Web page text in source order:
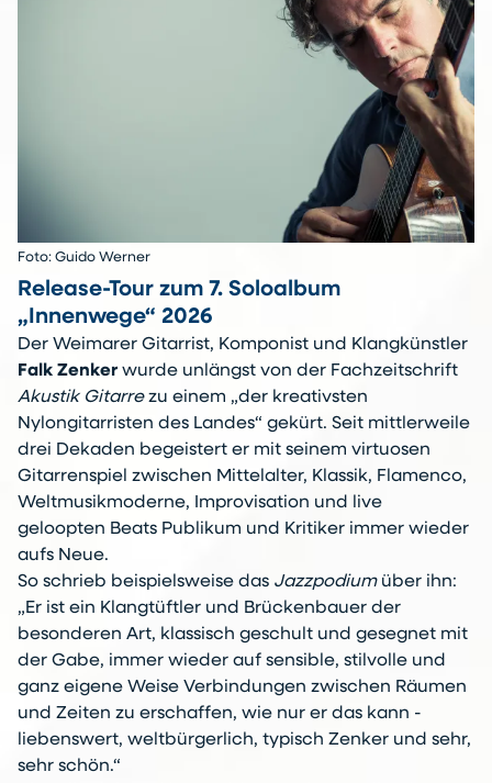
Foto: Guido Werner
Release-Tour zum 7. Soloalbum
„Innenwege“ 2026
Der Weimarer Gitarrist, Komponist und Klangkünstler
Falk Zenker wurde unlängst von der Fachzeitschrift
Akustik Gitarrezu einem „der kreativsten
Nylongitarristen des Landes“ gekürt. Seit mittlerweile
drei Dekaden begeistert er mit seinem virtuosen
Gitarrenspiel zwischen Mittelalter, Klassik, Flamenco,
Weltmusikmoderne, Improvisation und live
geloopten Beats Publikum und Kritiker immer wieder
aufs Neue.
So schrieb beispielsweise das Jazzpodium über ihn:
„Er ist ein Klangtüftler und Brückenbauer der
besonderen Art, klassisch geschult und gesegnet mit
der Gabe, immer wieder auf sensible, stilvolle und
ganz eigene Weise Verbindungen zwischen Räumen
und Zeiten zu erschaffen, wie nur er das kann -
liebenswert, weltbürgerlich, typisch Zenker und sehr,
sehr schön.“